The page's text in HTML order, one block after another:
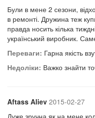
Були в мене 2 сезони,
в ремонті. Дружина теж
правда носить кілька
український виробник.
Переваги: Гарна якість
Недоліки: Важко знайти
Aftass Aliev 2015-02-27
Дуже зручна як на мене